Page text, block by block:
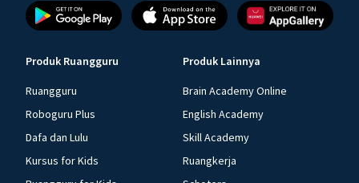
Produk Ruangguru
Ruangguru
Roboguru Plus
Dafa dan Lulu
Kursus for Kids
Produk Lainnya
Brain Academy Online
English Academy
Skill Academy
Ruangkerja